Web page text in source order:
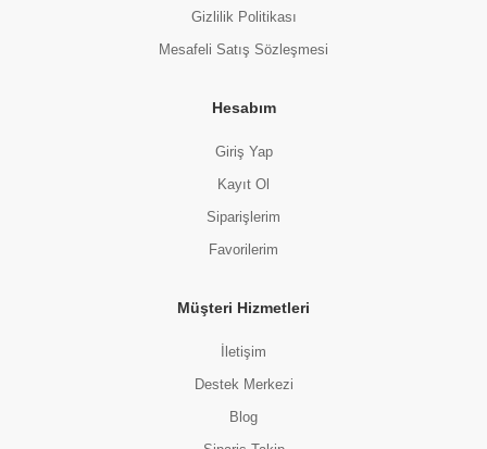
Gizlilik Politikası
Mesafeli Satış Sözleşmesi
Hesabım
Giriş Yap
Kayıt Ol
Siparişlerim
Favorilerim
Müşteri Hizmetleri
İletişim
Destek Merkezi
Blog